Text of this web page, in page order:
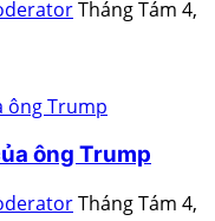
Tháng Tám 4,
ông Trump
Tháng Tám 4,